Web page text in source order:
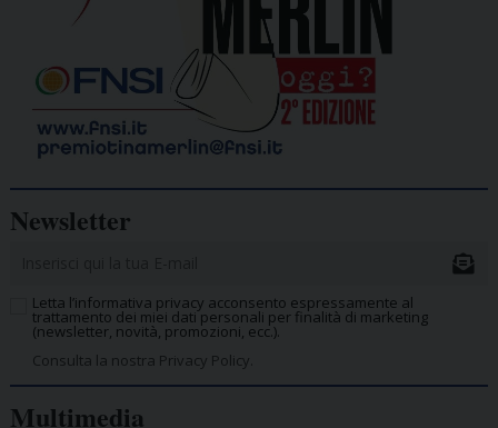
Newsletter
Letta l’informativa privacy acconsento espressamente al
trattamento dei miei dati personali per finalità di marketing
(newsletter, novità, promozioni, ecc.).
Consulta la nostra Privacy Policy.
Multimedia